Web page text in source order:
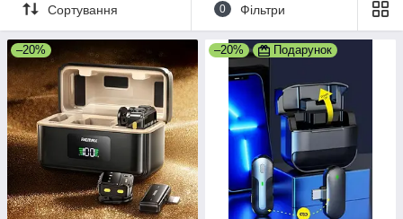
Сортування 0 Фільтри
–20% –20% Подарунок